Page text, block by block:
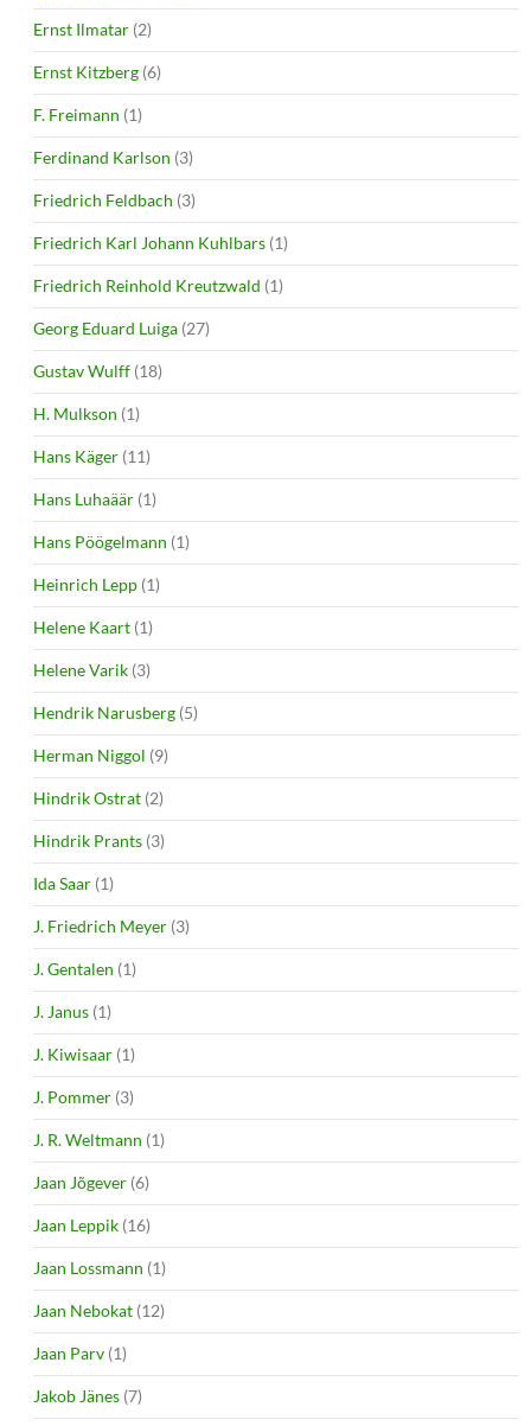
Ernst Ilmatar (2)
Ernst Kitzberg (6)
F. Freimann (1)
Ferdinand Karlson (3)
Friedrich Feldbach (3)
Friedrich Karl Johann Kuhlbars (1)
Friedrich Reinhold Kreutzwald (1)
Georg Eduard Luiga (27)
Gustav Wulff (18)
H. Mulkson (1)
Hans Käger (11)
Hans Luhaäär (1)
Hans Pöögelmann (1)
Heinrich Lepp (1)
Helene Kaart (1)
Helene Varik (3)
Hendrik Narusberg (5)
Herman Niggol (9)
Hindrik Ostrat (2)
Hindrik Prants (3)
Ida Saar (1)
J. Friedrich Meyer (3)
J. Gentalen (1)
J. Janus (1)
J. Kiwisaar (1)
J. Pommer (3)
J. R. Weltmann (1)
Jaan Jõgever (6)
Jaan Leppik (16)
Jaan Lossmann (1)
Jaan Nebokat (12)
Jaan Parv (1)
Jakob Jänes (7)